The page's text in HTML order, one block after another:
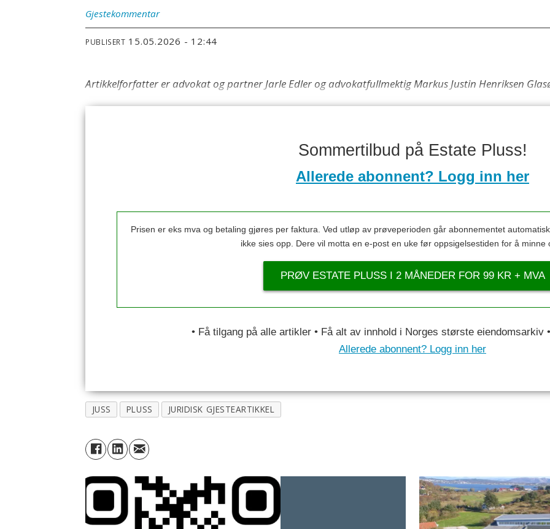
Gjestekommentar
PUBLISERT 15.05.2026 - 12:44
Artikkelforfatter er advokat og partner Jarle Edler og advokatfullmektig Markus Justin Henriksen
Sommertilbud på Estate Pluss!
Allerede abonnent? Logg inn her
Prisen er eks mva og betaling gjøres per faktura. Ved utløp av prøveperioden går abonnementet
ikke sies opp. Dere vil motta en e-post en uke før oppsigelsestiden for å minne
PRØV ESTATE PLUSS I 2 MÅNEDER FOR 99 KR + MVA
• Få tilgang på alle artikler • Få alt av innhold i Norges største eiendomsarkiv
Allerede abonnent? Logg inn her
JUSS PLUSS JURIDISK GJESTEARTIKKEL